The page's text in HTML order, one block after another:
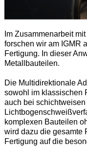
Im Zusammenarbeit
forschen wir am IGMR
Fertigung. In dieser
Metallbauteilen.
Die Multidirektionale
sowohl im klassischen
auch bei schichtweisen
komplexen Bauteilen
wird dazu die gesamte
Fertigung auf die